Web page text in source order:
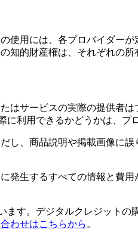
用には、各プロバイダー
知的財産権は、それぞれの所
はサービスの実際の提供者
利用できるかどうかは、プ
し、商品説明や掲載画像に
発生するすべての情報と費
す。デジタルクレジットの
わせはこちらから 。